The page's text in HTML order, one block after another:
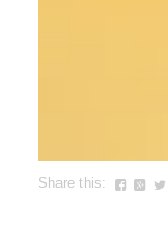
Share this: